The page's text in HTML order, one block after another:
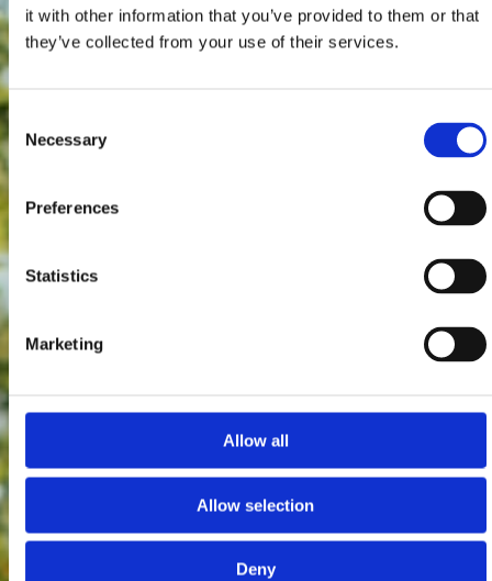
it with other information that you’ve provided to them or that
they’ve collected from your use of their services.
Selection
Necessary
Preferences
Statistics
Marketing
Allow all
Allow selection
Deny